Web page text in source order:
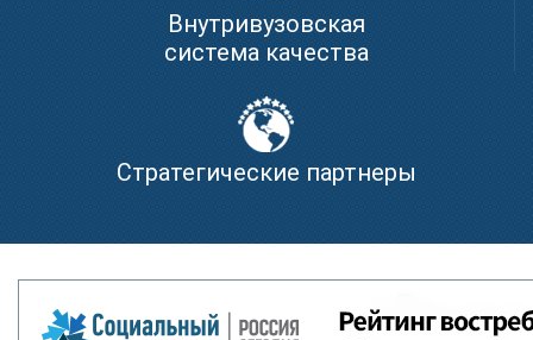
Внутривузовская
система качества
Стратегические партнеры